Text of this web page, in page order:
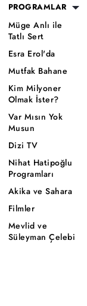
PROGRAMLAR
Müge Anlı ile
Tatlı Sert
Esra Erol'da
Mutfak Bahane
Kim Milyoner
Olmak İster?
Var Mısın Yok
Musun
Dizi TV
Nihat Hatipoğlu
Programları
Akika ve Sahara
Filmler
Mevlid ve
Süleyman Çelebi